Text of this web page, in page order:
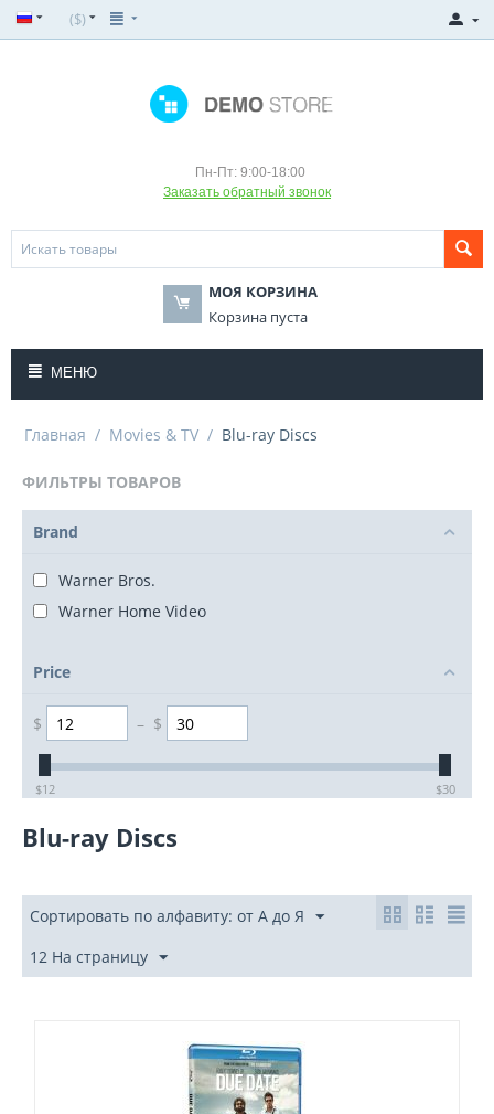
($)
Пн-Пт: 9:00-18:00
Заказать обратный звонок
МОЯ КОРЗИНА
Корзина пуста
МЕНЮ
Главная / Movies & TV / Blu-ray Discs
ФИЛЬТРЫ ТОВАРОВ
Brand
Warner Bros.
Warner Home Video
Price
$ – $
‎$12 ‎$30
Blu-ray Discs
Сортировать по алфавиту: от А до Я
12 На страницу